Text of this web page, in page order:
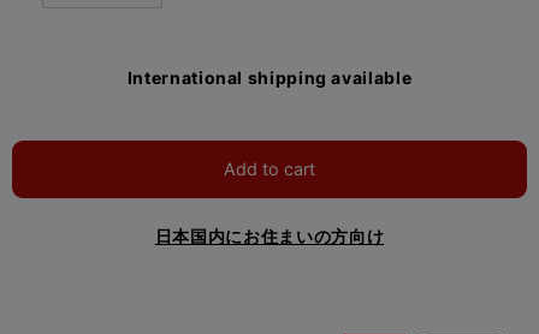
International shipping available
Add to cart
日本国内にお住まいの方向け